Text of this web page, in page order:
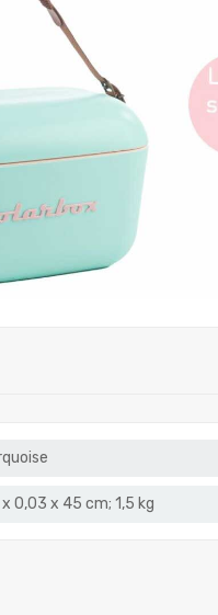
0,03 x 45 cm; 1,5 kg